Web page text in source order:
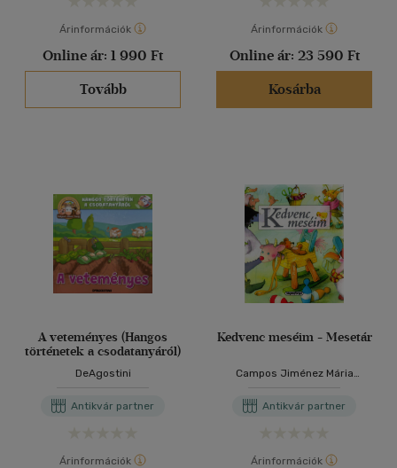
Árinformációk
Online ár: 1 990 Ft
Tovább
Árinformációk
Online ár: 23 590 Ft
Kosárba
A veteményes (Hangos
történetek a csodatanyáról)
DeAgostini
Antikvár partner
Árinformációk
Kedvenc meséim - Mesetár
Campos Jiménez Mária
Antikvár partner
Árinformációk